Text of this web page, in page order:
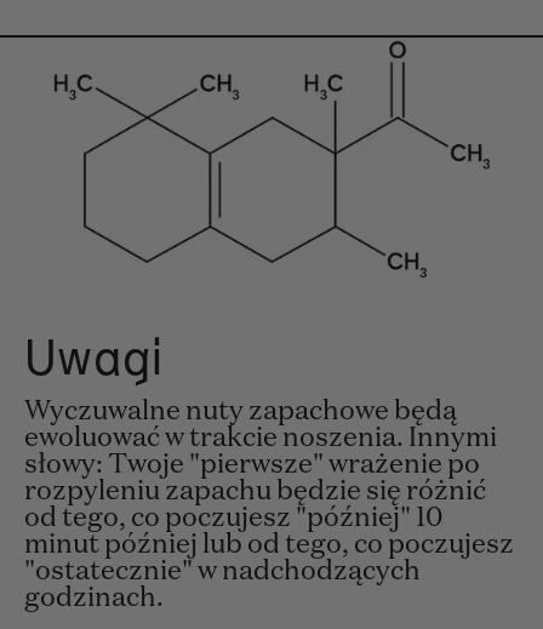
Uwagi
Wyczuwalne nuty zapachowe będą
ewoluować w trakcie noszenia. Innymi
słowy: Twoje "pierwsze" wrażenie po
rozpyleniu zapachu będzie się różnić
od tego, co poczujesz "później" 10
minut później lub od tego, co poczujesz
"ostatecznie" w nadchodzących
godzinach.